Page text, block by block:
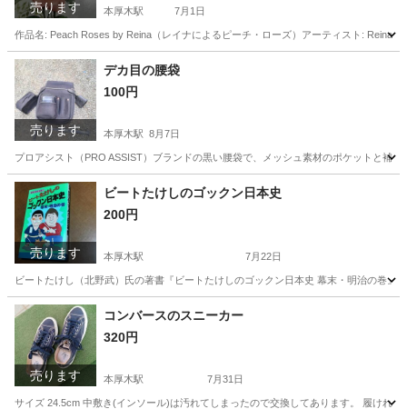
売ります 本厚木駅 7月1日
作品名: Peach Roses by Reina（レイナによるピーチ・ローズ）アーティスト: Reina
神奈川 厚木市 本厚木駅
ボタニカルアート
売ります
デカ目の腰袋
100円
本厚木駅 8月7日
プロアシスト（PRO ASSIST）ブランドの黒い腰袋で、メッシュ素材のポケットと
神奈川 厚木市 本厚木駅 掃除用具
売ります
ビートたけしのゴックン日本史
200円
本厚木駅 7月22日
ビートたけし（北野武）氏の著書『ビートたけしのゴックン日本史 幕末・明治の巻
神奈川 厚木市 本厚木駅 ビジネス、経済
売ります
コンバースのスニーカー
320円
本厚木駅 7月31日
サイズ 24.5cm 中敷き(インソール)は汚れてしまったので交換してあります。 履けれ